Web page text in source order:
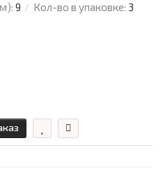
9 Кол-во в упаковке: 3